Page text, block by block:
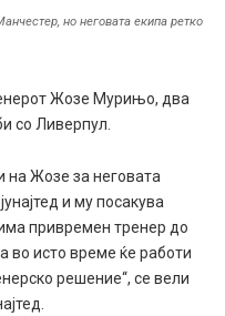
но неговата екипа ретко
Жозе Мурињо, два
со Ливерпул.
на Жозе за неговата
и му посакува
привремен тренер до
во исто време ќе работи
решение“, се вели